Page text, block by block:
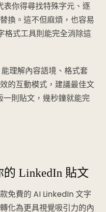
你得尋找特殊字元、逐
換。這不但麻煩，也容易
格式工具則能完全消除這
理解內容語境、格式套
的互動模式，建議最佳文
一則貼文，幾秒鐘就能完
LinkedIn 貼文
免費的 AI LinkedIn 文字
化為更具視覺吸引力的內